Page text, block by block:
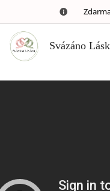
🚚
Svázáno